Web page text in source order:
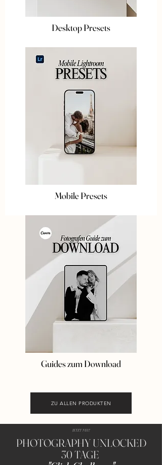
Desktop Presets
Mobile Presets
Guides zum Download
ZU ALLEN PRODUKTEN
JETZT NEU!
PHOTOGRAPHY UNLOCKED
30 TAGE